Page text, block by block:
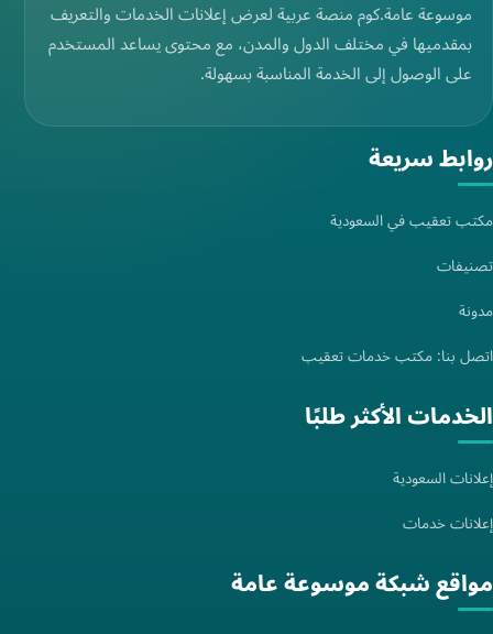
موسوعة عامة.كوم منصة عربية لعرض إعلانات الخدمات والتعريف
بمقدميها في مختلف الدول والمدن، مع محتوى يساعد المستخدم
على الوصول إلى الخدمة المناسبة بسهولة.
روابط سريعة
مكتب تعقيب في السعودية
تصنيفات
مدونة
اتصل بنا: مكتب خدمات تعقيب
الخدمات الأكثر طلبًا
إعلانات السعودية
إعلانات خدمات
مواقع شبكة موسوعة عامة